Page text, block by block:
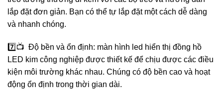
lắp đặt đơn giản. Bạn có thể tự lắp đặt một cách dễ dàng
và nhanh chóng.
7️⃣📺 Độ bền và ổn định: màn hình led hiển thị đồng hồ
LED kim công nghiệp được thiết kế để chịu được các điều
kiện môi trường khác nhau. Chúng có độ bền cao và hoạt
động ổn định trong thời gian dài.